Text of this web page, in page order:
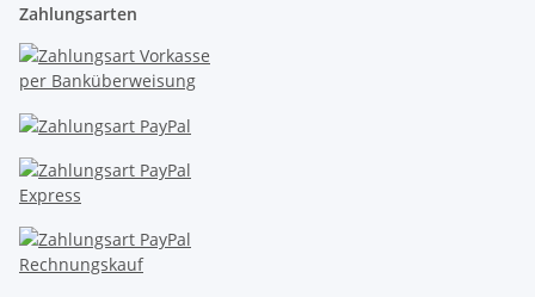
Zahlungsarten